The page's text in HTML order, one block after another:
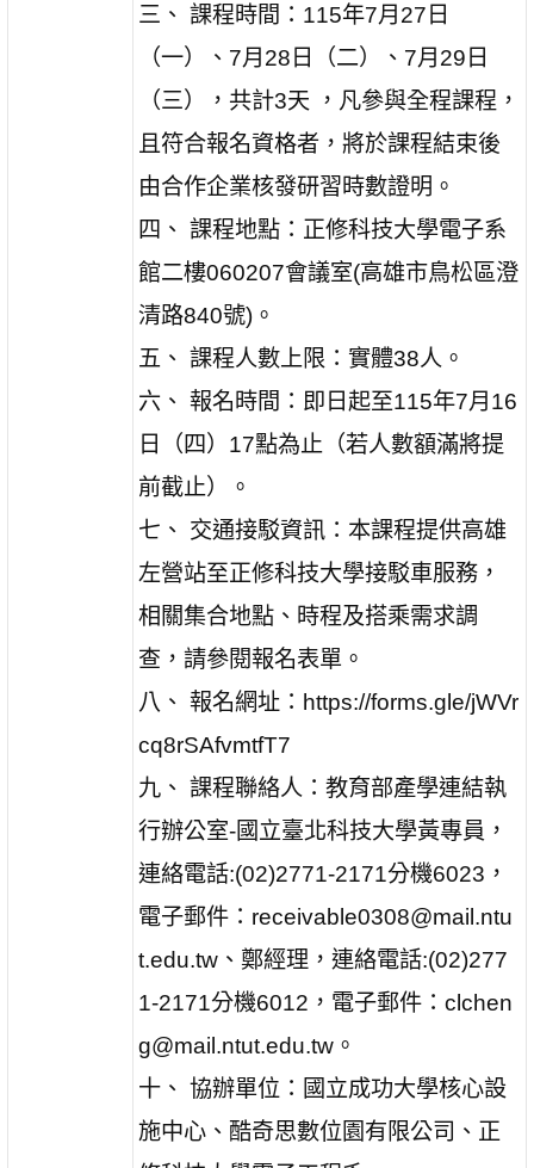
三、 課程時間：115年7月27日
（一）、7月28日（二）、7月29日
（三），共計3天 ，凡參與全程課程，
且符合報名資格者，將於課程結束後
由合作企業核發研習時數證明。
四、 課程地點：正修科技大學電子系
館二樓060207會議室(高雄市鳥松區澄
清路840號)。
五、 課程人數上限：實體38人。
六、 報名時間：即日起至115年7月16
日（四）17點為止（若人數額滿將提
前截止）。
七、 交通接駁資訊：本課程提供高雄
左營站至正修科技大學接駁車服務，
相關集合地點、時程及搭乘需求調
查，請參閱報名表單。
八、 報名網址：https://forms.gle/jWVr
cq8rSAfvmtfT7
九、 課程聯絡人：教育部產學連結執
行辦公室-國立臺北科技大學黃專員，
連絡電話:(02)2771-2171分機6023，
電子郵件：receivable0308@mail.ntu
t.edu.tw、鄭經理，連絡電話:(02)277
1-2171分機6012，電子郵件：clchen
g@mail.ntut.edu.tw。
十、 協辦單位：國立成功大學核心設
施中心、酷奇思數位園有限公司、正